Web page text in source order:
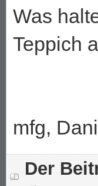
Was
Teppich
mfg,
Der